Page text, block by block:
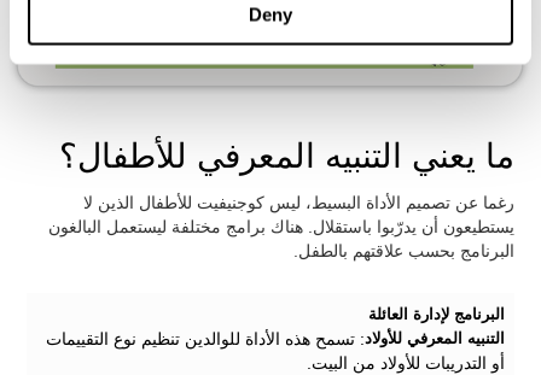
Deny
ما يعني التنبيه المعرفي للأطفال؟
رغما عن تصميم الأداة البسيط، ليس كوجنيفيت للأطفال الذين لا
يستطيعون أن يدرّبوا باستقلال. هناك برامج مختلفة ليستعمل البالغون
البرنامج بحسب علاقتهم بالطفل.
البرنامج لإدارة العائلة
التنبيه المعرفي للأولاد: تسمح هذه الأداة للوالدين تنظيم نوع التقييمات
أو التدريبات للأولاد من البيت.